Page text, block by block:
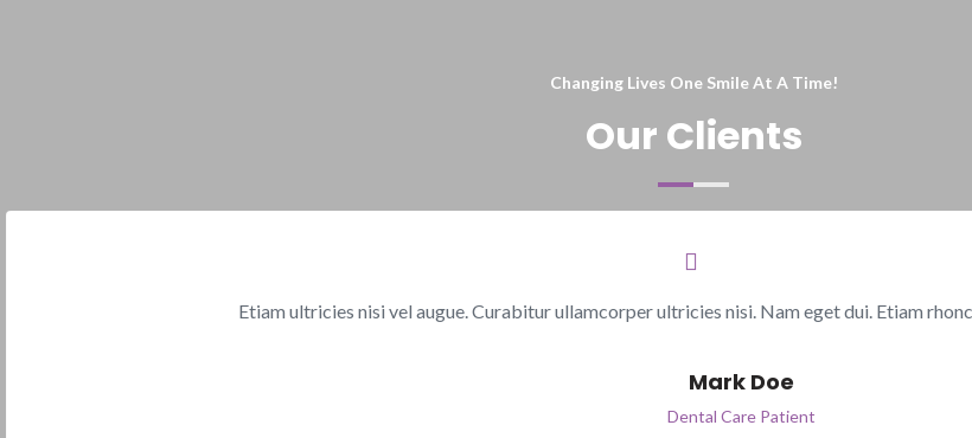
Changing Lives One Smile At A Time!
Our Clients
Etiam ultricies nisi vel augue. Curabitur ullamcorper ultricies nisi. Nam eget dui. Etiam
Mark Doe
Dental Care Patient